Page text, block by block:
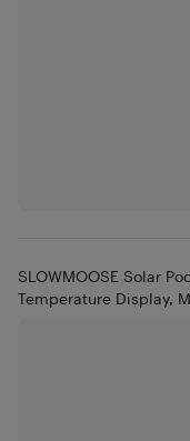
SLOWMOOSE Solar
Temperature Display,